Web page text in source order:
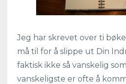
Jeg har skrevet over ti
må til for å slippe ut Din
faktisk ikke så vanskelig
vanskeligste er ofte å